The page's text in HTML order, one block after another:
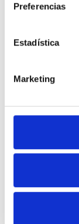
Preferencias
Estadística
Marketing
INICIO